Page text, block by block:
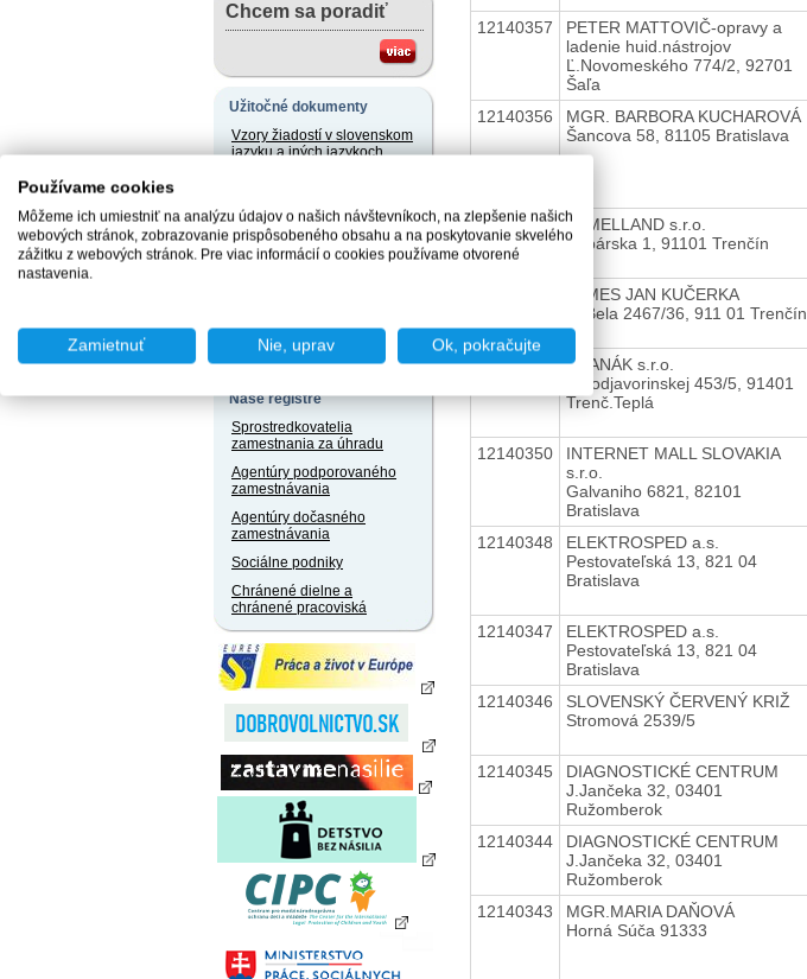
Chcem sa poradiť
Užitočné dokumenty
Vzory žiadostí v slovenskom
jazyku a iných jazykoch
Užívateľský servis
Slobodný prístup k
Oznamovanie
protispoločenskej činnosti
Naše registre
Sprostredkovatelia
zamestnania za úhradu
Agentúry podporovaného
zamestnávania
Agentúry dočasného
zamestnávania
Sociálne podniky
Chránené dielne a
chránené pracoviská
12140357
PETER MATTOVIČ-opravy a
ladenie huid.nástrojov
Ľ.Novomeského 774/2, 92701
Šaľa
12140356
MGR. BARBORA KUCHAROVÁ
Šancova 58, 81105 Bratislava
12140355
LAMELLAND s.r.o.
Rybárska 1, 91101 Trenčín
JAMES JAN KUČERKA
M.Bela 2467/36, 911 01 Trenčín
12140353
VRANÁK s.r.o.
Ľ.Podjavorinskej 453/5, 91401
Trenč.Teplá
12140350
INTERNET MALL SLOVAKIA
s.r.o.
Galvaniho 6821, 82101
Bratislava
12140348
ELEKTROSPED a.s.
Pestovateľská 13, 821 04
Bratislava
12140347
ELEKTROSPED a.s.
Pestovateľská 13, 821 04
Bratislava
12140346
SLOVENSKÝ ČERVENÝ KRIŽ
Stromová 2539/5
12140345
DIAGNOSTICKÉ CENTRUM
J.Jančeka 32, 03401
Ružomberok
12140344
DIAGNOSTICKÉ CENTRUM
J.Jančeka 32, 03401
Ružomberok
12140343
MGR.MARIA DAŇOVÁ
Horná Súča 91333
Používame cookies
Môžeme ich umiestniť na analýzu údajov o našich návštevníkoch, na zlepšenie našich
webových stránok, zobrazovanie prispôsobeného obsahu a na poskytovanie skvelého
zážitku z webových stránok. Pre viac informácií o cookies používame otvorené
nastavenia.
Zamietnuť Nie, uprav Ok, pokračujte